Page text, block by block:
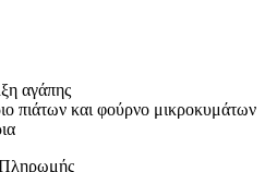
αγάπης
πιάτων και φούρνο μικροκυμάτων